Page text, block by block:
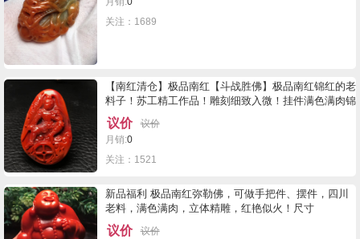
关注：1689
【南红清仓】极品南红【斗战胜佛】极品南红锦红的老
料子！苏工精工作品！雕刻细致入微！挂件满色满肉锦
红，雕工精湛，肉满色红，尺寸47-32-17mm重33.9
克，秒3300
议价
议价
月销:0
关注：1521
新品福利 极品南红弥勒佛，可做手把件、摆件，四川
老料，满色满肉，立体精雕，红艳似火！尺寸
77×64×30mm，重168.9克，结缘5250拼手速！
议价
议价